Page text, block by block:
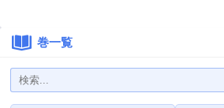
巻一覧